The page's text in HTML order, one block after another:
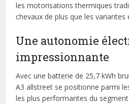
les motorisations thermiques
chevaux de plus que les variantes
Une autonomie
impressionnante
Avec une batterie de 25,7 kWh
A3 allstreet se positionne parmi
les plus performantes du